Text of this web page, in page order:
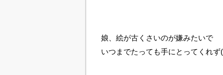
娘、絵が古くさいのが嫌みたいで
いつまでたっても手にとってくれず